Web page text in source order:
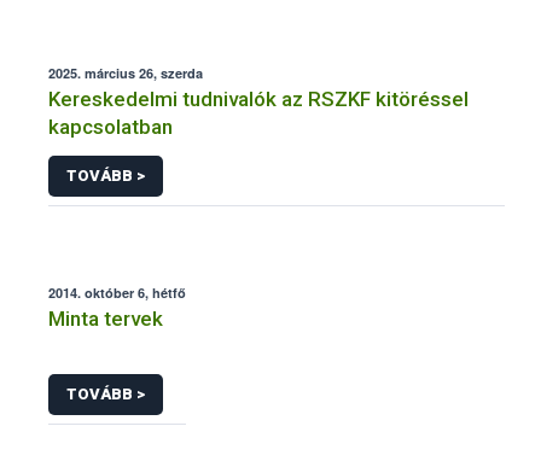
2025. március 26, szerda
Kereskedelmi tudnivalók az RSZKF kitöréssel
kapcsolatban
TOVÁBB >
2014. október 6, hétfő
Minta tervek
TOVÁBB >